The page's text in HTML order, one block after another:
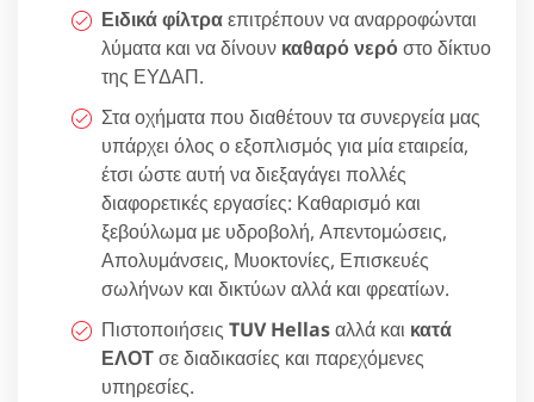
Ειδικά φίλτραεπιτρέπουν να αναρροφώνται
λύματα και να δίνουν καθαρό νερόστο δίκτυο
της ΕΥΔΑΠ.
Στα οχήματα που διαθέτουν τα συνεργεία μας
υπάρχει όλος ο εξοπλισμός για μία εταιρεία,
έτσι ώστε αυτή να διεξαγάγει πολλές
διαφορετικές εργασίες: Καθαρισμό και
ξεβούλωμα με υδροβολή, Απεντομώσεις,
Απολυμάνσεις, Μυοκτονίες, Επισκευές
σωλήνων και δικτύων αλλά και φρεατίων.
Πιστοποιήσεις TUV Hellasαλλά και κατά
ΕΛΟΤσε διαδικασίες και παρεχόμενες
υπηρεσίες.